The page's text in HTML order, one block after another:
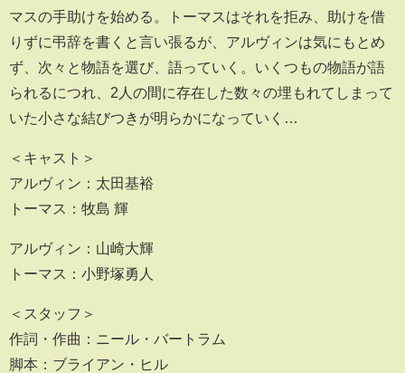
マスの手助けを始める。トーマスはそれを拒み、助けを借
りずに弔辞を書くと言い張るが、アルヴィンは気にもとめ
ず、次々と物語を選び、語っていく。いくつもの物語が語
られるにつれ、2人の間に存在した数々の埋もれてしまって
いた小さな結びつきが明らかになっていく…
＜キャスト＞
アルヴィン：太田基裕
トーマス：牧島 輝
アルヴィン：山崎大輝
トーマス：小野塚勇人
＜スタッフ＞
作詞・作曲：ニール・バートラム
脚本：ブライアン・ヒル